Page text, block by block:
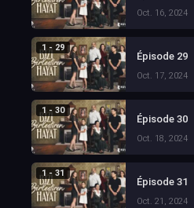
Oct. 16, 2024
1 - 29
Épisode 29
Oct. 17, 2024
1 - 30
Épisode 30
Oct. 18, 2024
1 - 31
Épisode 31
Oct. 21, 2024